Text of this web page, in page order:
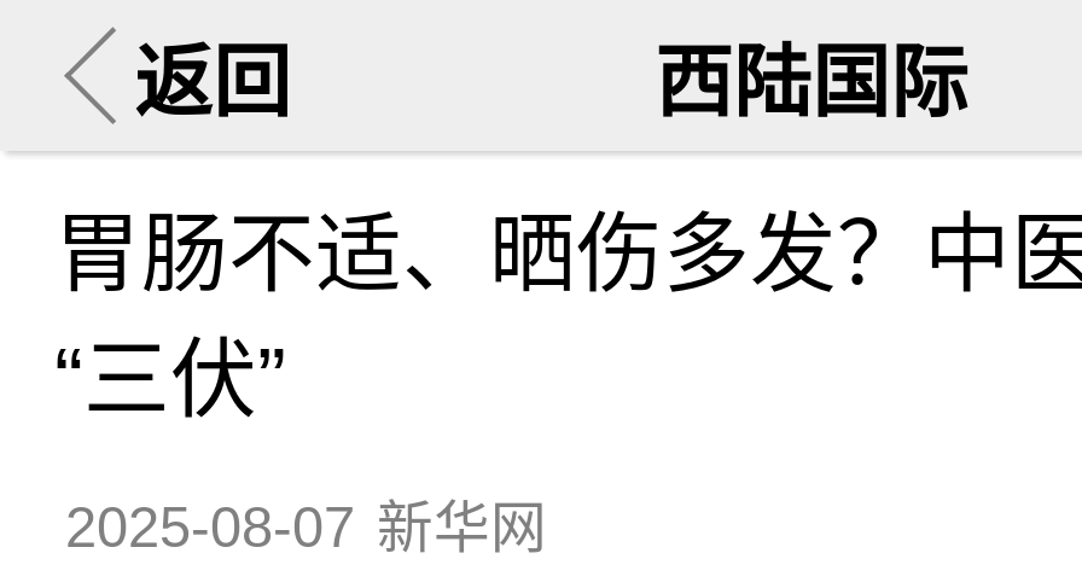
返回 西陆国际
胃肠不适、晒伤多发？中
“三伏”
2025-08-07 新华网